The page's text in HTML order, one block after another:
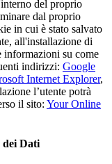
del proprio
dal proprio
in cui è stato salvato
all'installazione di
informazioni su come
indirizzi: Google
Internet Explorer,
l’utente potrà
il sito: Your Online
dei Dati